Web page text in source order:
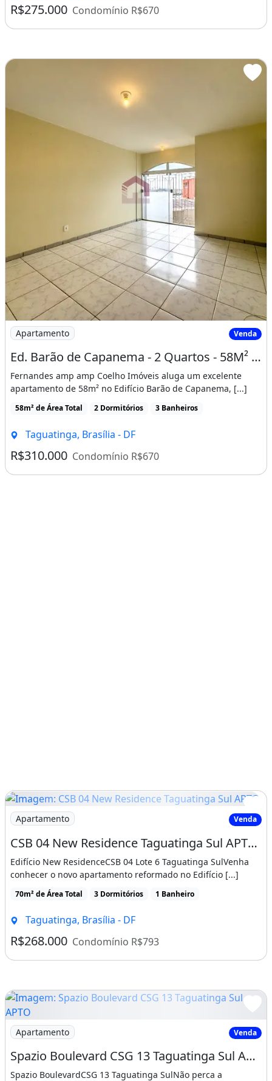
R$275.000 Condomínio R$670
Imagem: Ed. Barão de Capanema - 2 Quartos - 58M²
Apartamento Venda
Ed. Barão de Capanema - 2 Quartos - 58M² - Garagem Coberta - Taguatinga Sul
Fernandes amp amp Coelho Imóveis aluga um excelente
apartamento de 58m² no Edifício Barão de Capanema, [...]
58m² de Área Total 2 Dormitórios 3 Banheiros
Taguatinga, Brasília - DF
R$310.000 Condomínio R$670
Imagem: CSB 04 New Residence Taguatinga Sul APTO
Apartamento Venda
CSB 04 New Residence Taguatinga Sul APTO 3 Quartos 1 Semi Suíte 70m² Armários
Edifício New ResidenceCSB 04 Lote 6 Taguatinga SulVenha
conhecer o novo apartamento reformado no Edifício [...]
70m² de Área Total 3 Dormitórios 1 Banheiro
Taguatinga, Brasília - DF
R$268.000 Condomínio R$793
Imagem: Spazio Boulevard CSG 13 Taguatinga Sul APTO
Apartamento Venda
Spazio Boulevard CSG 13 Taguatinga Sul APTO 2 Quartos 1 Vaga 44m² Movéis
Spazio BoulevardCSG 13 Taguatinga SulNão perca a